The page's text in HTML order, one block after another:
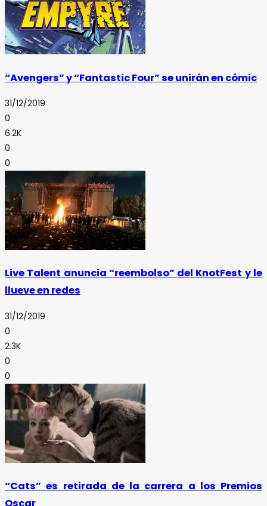
“Avengers” y “Fantastic Four” se unirán en cómic
31/12/2019
0
6.2K
0
0
Live Talent anuncia “reembolso” del KnotFest y le
llueve en redes
31/12/2019
0
2.3K
0
0
“Cats” es retirada de la carrera a los Premios